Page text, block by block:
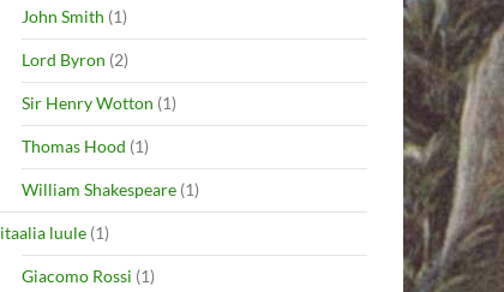
John Smith (1)
Lord Byron (2)
Sir Henry Wotton (1)
Thomas Hood (1)
William Shakespeare (1)
itaalia luule (1)
Giacomo Rossi (1)